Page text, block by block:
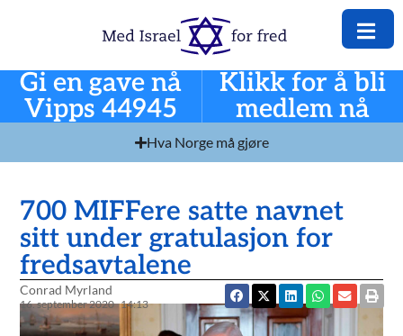
Gi en gave nå
Vipps 44945
Klikk for å bli
medlem nå
Hva Norge må gjøre
700 MIFFere satte navnet
sitt under gratulasjon for
fredsavtalene
Conrad Myrland
16. september 2020 14:13